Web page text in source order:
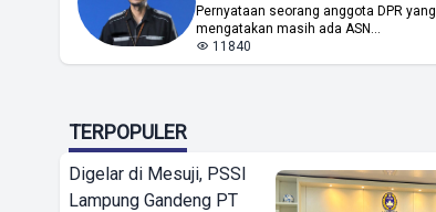
Pernyataan seorang anggota DPR yang
mengatakan masih ada ASN...
11840
TERPOPULER
Digelar di Mesuji, PSSI
Lampung Gandeng PT